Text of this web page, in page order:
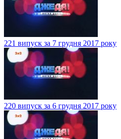
221 випуск за 7 грудня 2017 року
220 випуск за 6 грудня 2017 року